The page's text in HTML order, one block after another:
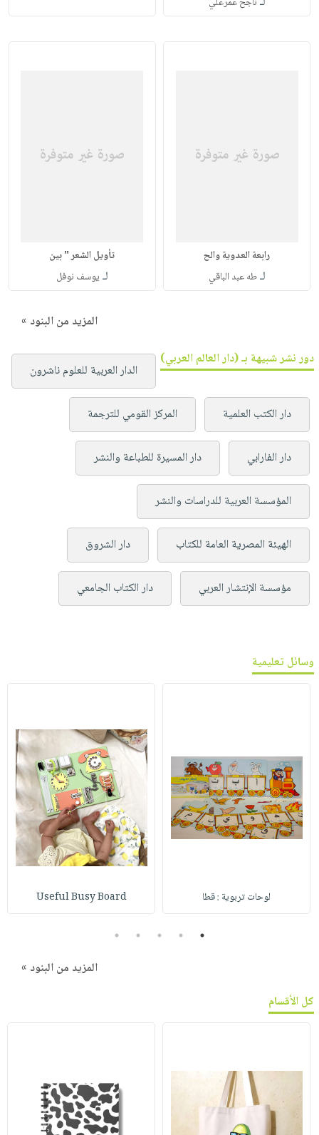
رابعة العدوية والح
لـطه عبد الباقي
تأويل الشعر " بين
لـ يوسف نوفل
المزيد من البنود »
دور نشر شبيهة بـ (دار العالم العربي)
الدار العربية للعلوم ناشرون
دار الكتب العلمية المركز القومي للترجمة
دار الفارابي دار المسيرة للطباعة والنشر
المؤسسة العربية للدراسات والنشر
الهيئة المصرية العامة للكتاب دار الشروق
مؤسسة الإنتشار العربي دار الكتاب الجامعي
وسائل تعليمية
لوحات تربوية : قطا Useful Busy Board
1
2
3
4
5
المزيد من البنود »
كل الأقسام